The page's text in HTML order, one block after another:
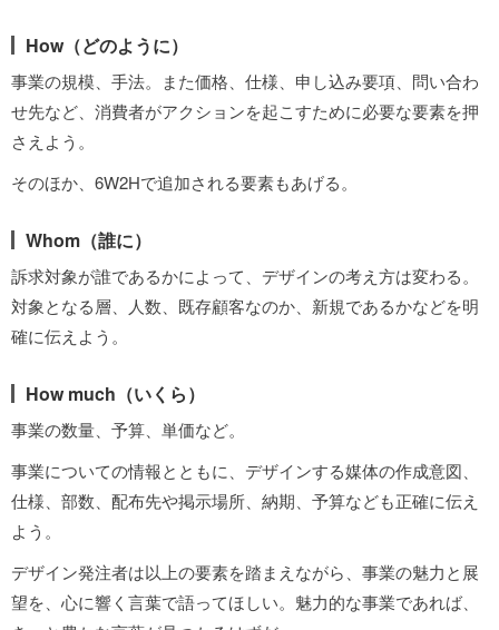
How（どのように）
事業の規模、手法。また価格、仕様、申し込み要項、問い合わ
せ先など、消費者がアクションを起こすために必要な要素を押
さえよう。
そのほか、6W2Hで追加される要素もあげる。
Whom（誰に）
訴求対象が誰であるかによって、デザインの考え方は変わる。
対象となる層、人数、既存顧客なのか、新規であるかなどを明
確に伝えよう。
How much（いくら）
事業の数量、予算、単価など。
事業についての情報とともに、デザインする媒体の作成意図、
仕様、部数、配布先や掲示場所、納期、予算なども正確に伝え
よう。
デザイン発注者は以上の要素を踏まえながら、事業の魅力と展
望を、心に響く言葉で語ってほしい。魅力的な事業であれば、